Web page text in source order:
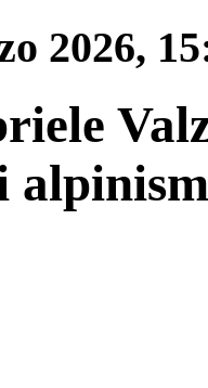
2026,